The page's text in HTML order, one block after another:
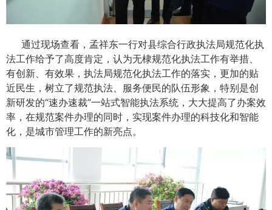
通过现场查看，孟祥东一行对县综合行政执法局规范化执
法工作给予了高度肯定，认为无棣规范化执法工作有举措、
有创新、有效果，执法局规范化执法工作的落实，更加的贴
近民生，树立了规范执法、服务便民的队伍形象，特别是创
新研发的“速办速裁”一站式智能执法系统，大大提高了办案效
率，在规范案件办理的同时，实现案件办理的科技化和智能
化，是城市管理工作的新亮点。